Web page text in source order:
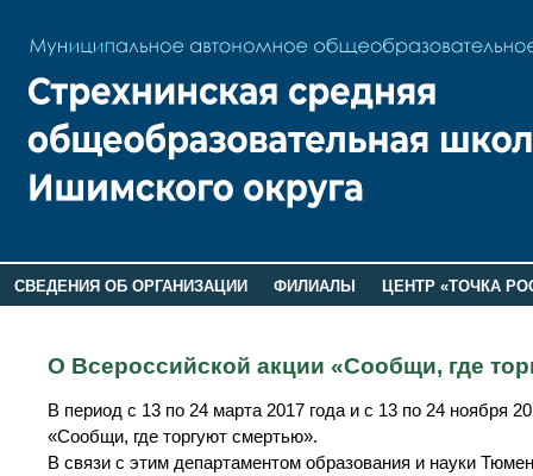
СВЕДЕНИЯ ОБ ОРГАНИЗАЦИИ ФИЛИАЛЫ
ЦЕНТР «ТОЧКА
О Всероссийской акции «Сообщи, где
В период с 13 по 24 марта 2017 года и с 13 по 24 ноября
«Сообщи, где торгуют смертью».
В связи с этим департаментом образования и науки